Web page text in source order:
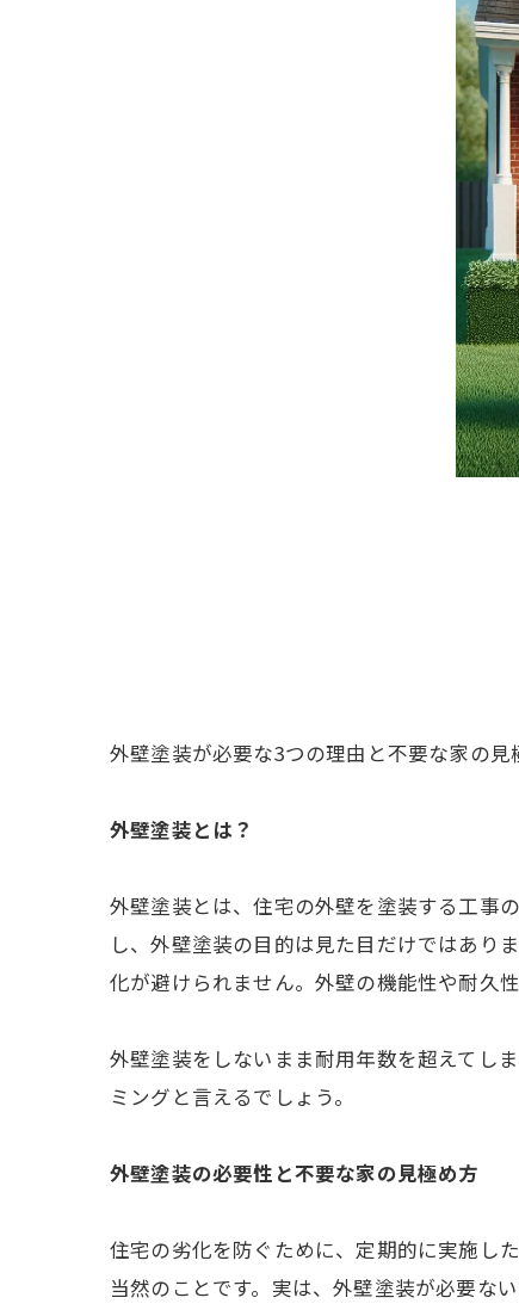
外壁塗装が必要な3つの理由と不要な家の見
外壁塗装とは？
外壁塗装とは、住宅の外壁を塗装する工事
し、外壁塗装の目的は見た目だけではあり
化が避けられません。外壁の機能性や耐久
外壁塗装をしないまま耐用年数を超えてし
ミングと言えるでしょう。
外壁塗装の必要性と不要な家の見極め方
住宅の劣化を防ぐために、定期的に実施し
当然のことです。実は、外壁塗装が必要な